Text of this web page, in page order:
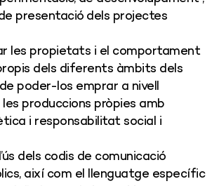
presentació dels projectes
les propietats i el comportament
dels diferents àmbits dels
poder-los emprar a nivell
produccions pròpies amb
i responsabilitat social i
dels codis de comunicació
així com el llenguatge específic